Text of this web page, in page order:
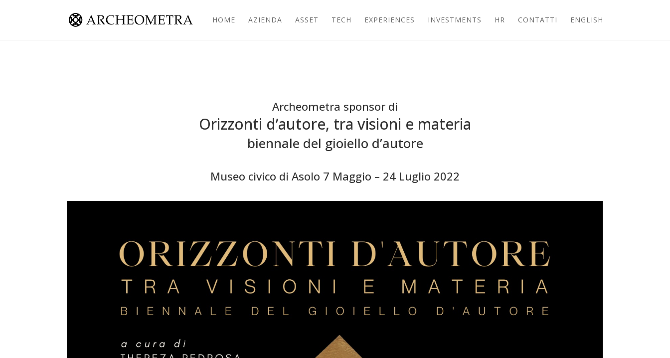
HOME AZIENDA ASSET TECH EXPERIENCES INVESTMENTS HR CONTATTI ENGLISH
Archeometra sponsor di
Orizzonti d’autore, tra visioni e materia
biennale del gioiello d’autore
Museo civico di Asolo 7 Maggio – 24 Luglio 2022